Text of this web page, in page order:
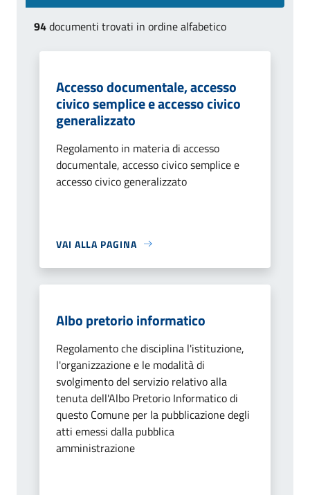
94documenti trovati in ordine alfabetico
Accesso documentale, accesso
civico semplice e accesso civico
generalizzato
Regolamento in materia di accesso
documentale, accesso civico semplice e
accesso civico generalizzato
VAI ALLA PAGINA
Albo pretorio informatico
Regolamento che disciplina l'istituzione,
l'organizzazione e le modalità di
svolgimento del servizio relativo alla
tenuta dell'Albo Pretorio Informatico di
questo Comune per la pubblicazione degli
atti emessi dalla pubblica
amministrazione